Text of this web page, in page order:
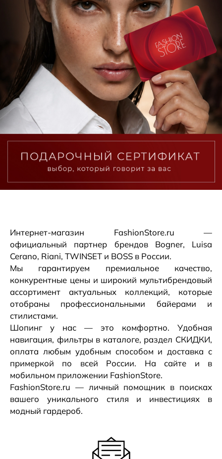
Интернет-магазин FashionStore.ru —
официальный партнер брендов Bogner, Luisa
Cerano, Riani, TWINSET и BOSS в России.
Мы гарантируем премиальное качество,
конкурентные цены и широкий мультибрендовый
ассортимент актуальных коллекций, которые
отобраны профессиональными байерами и
стилистами.
Шопинг у нас — это комфортно. Удобная
навигация, фильтры в каталоге, раздел СКИДКИ,
оплата любым удобным способом и доставка с
примеркой по всей России. На сайте и в
мобильном приложении FashionStore.
FashionStore.ru — личный помощник в поисках
вашего уникального стиля и инвестициях в
модный гардероб.